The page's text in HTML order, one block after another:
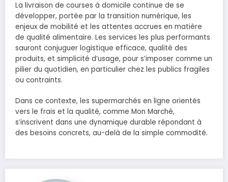
La livraison de courses à domicile continue de se
développer, portée par la transition numérique, les
enjeux de mobilité et les attentes accrues en matière
de qualité alimentaire. Les services les plus performants
sauront conjuguer logistique efficace, qualité des
produits, et simplicité d’usage, pour s’imposer comme un
pilier du quotidien, en particulier chez les publics fragiles
ou contraints.
Dans ce contexte, les supermarchés en ligne orientés
vers le frais et la qualité, comme Mon Marché,
s’inscrivent dans une dynamique durable répondant à
des besoins concrets, au-delà de la simple commodité.